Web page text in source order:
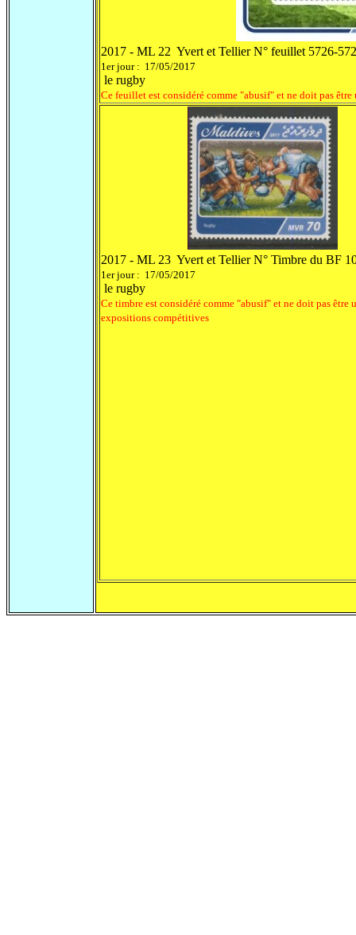
2017 - ML 22 Yvert et Tellier N° feuillet 5726-
1er jour : 17/05/2017
le rugby
Ce feuillet est considéré comme "abusif" et ne doit pas
2017 - ML 23 Yvert et Tellier N° Timbre du BF
1er jour : 17/05/2017
le rugby
Ce timbre est considéré comme "abusif" et ne doit pas être
expositions compétitives